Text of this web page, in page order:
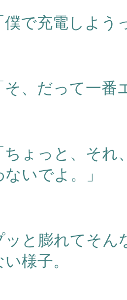
僕で充電しよう
そ、だって一
ちょっと、そ
ないでよ。」
ッと膨れてそん
い様子。